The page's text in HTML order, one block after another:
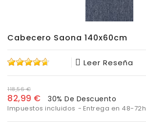
Cabecero Saona 140x60cm
Leer Reseña
118,56 €
82,99 € 30% De Descuento
Impuestos incluidos Entrega en 48-72h